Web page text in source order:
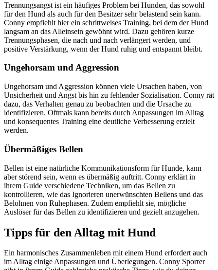
Trennungsangst ist ein häufiges Problem bei Hunden, das sowohl
für den Hund als auch für den Besitzer sehr belastend sein kann.
Conny empfiehlt hier ein schrittweises Training, bei dem der Hund
langsam an das Alleinsein gewöhnt wird. Dazu gehören kurze
Trennungsphasen, die nach und nach verlängert werden, und
positive Verstärkung, wenn der Hund ruhig und entspannt bleibt.
Ungehorsam und Aggression
Ungehorsam und Aggression können viele Ursachen haben, von
Unsicherheit und Angst bis hin zu fehlender Sozialisation. Conny rät
dazu, das Verhalten genau zu beobachten und die Ursache zu
identifizieren. Oftmals kann bereits durch Anpassungen im Alltag
und konsequentes Training eine deutliche Verbesserung erzielt
werden.
Übermäßiges Bellen
Bellen ist eine natürliche Kommunikationsform für Hunde, kann
aber störend sein, wenn es übermäßig auftritt. Conny erklärt in
ihrem Guide verschiedene Techniken, um das Bellen zu
kontrollieren, wie das Ignorieren unerwünschten Bellens und das
Belohnen von Ruhephasen. Zudem empfiehlt sie, mögliche
Auslöser für das Bellen zu identifizieren und gezielt anzugehen.
Tipps für den Alltag mit Hund
Ein harmonisches Zusammenleben mit einem Hund erfordert auch
im Alltag einige Anpassungen und Überlegungen. Conny Sporrer